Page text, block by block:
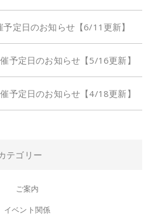
定日のお知らせ【6/11更新】
予定日のお知らせ【5/16更新】
予定日のお知らせ【4/18更新】
テゴリー
ご案内
イベント関係